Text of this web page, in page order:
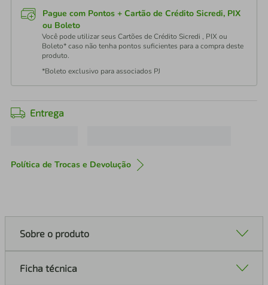
Pague com Pontos + Cartão de Crédito Sicredi, PIX
ou Boleto
Você pode utilizar seus Cartões de Crédito Sicredi , PIX ou
Boleto* caso não tenha pontos suficientes para a compra deste
produto.
*Boleto exclusivo para associados PJ
Entrega
Política de Trocas e Devolução
Sobre o produto
Ficha técnica